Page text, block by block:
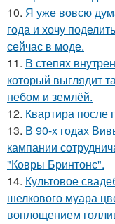
10. Я уже вовсю
года и хочу
сейчас в моде.
11. В степях
который выглядит
небом и землёй.
12. Квартира после
13. В 90-х годах
кампании
"Ковры Бринтонс".
14. Культовое
шелкового муара
воплощением